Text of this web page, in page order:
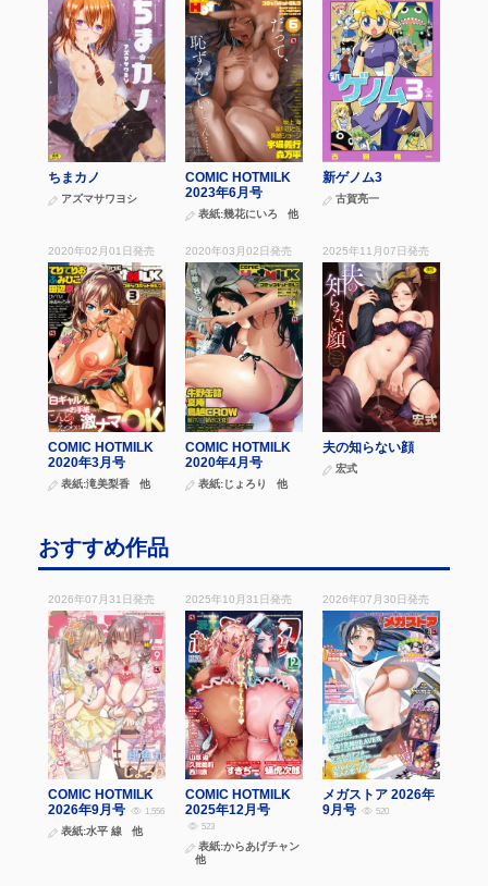
ちまカノ
アズマサワヨシ
COMIC HOTMILK
2023年6月号
表紙:幾花にいろ 他
新ゲノム3
古賀亮一
2020年02月01日 発売
COMIC HOTMILK
2020年3月号
表紙:滝美梨香 他
2020年03月02日 発売
COMIC HOTMILK
2020年4月号
表紙:じょろり 他
2025年11月07日 発売
夫の知らない顔
宏式
おすすめ作品
2026年07月31日 発売
COMIC HOTMILK
2026年9月号
1,556
表紙:水平 線 他
2025年10月31日 発売
COMIC HOTMILK
2025年12月号
523
表紙:からあげチャン
他
2026年07月30日 発売
メガストア 2026年
9月号
520